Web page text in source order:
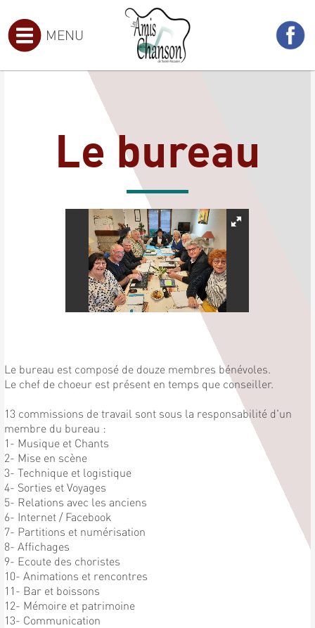
MENU
Le bureau
Le bureau est composé de douze membres bénévoles.
Le chef de choeur est présent en temps que conseiller.
13 commissions de travail sont sous la responsabilité d'un
membre du bureau :
1- Musique et Chants
2- Mise en scène
3- Technique et logistique
4- Sorties et Voyages
5- Relations avec les anciens
6- Internet / Facebook
7- Partitions et numérisation
8- Affichages
9- Ecoute des choristes
10- Animations et rencontres
11- Bar et boissons
12- Mémoire et patrimoine
13- Communication